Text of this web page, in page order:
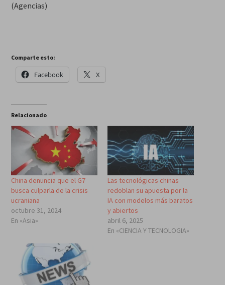
(Agencias)
Comparte esto:
Facebook X
Relacionado
China denuncia que el G7
busca culparla de la crisis
ucraniana
octubre 31, 2024
En «Asia»
Las tecnológicas chinas
redoblan su apuesta por la
IA con modelos más baratos
y abiertos
abril 6, 2025
En «CIENCIA Y TECNOLOGIA»